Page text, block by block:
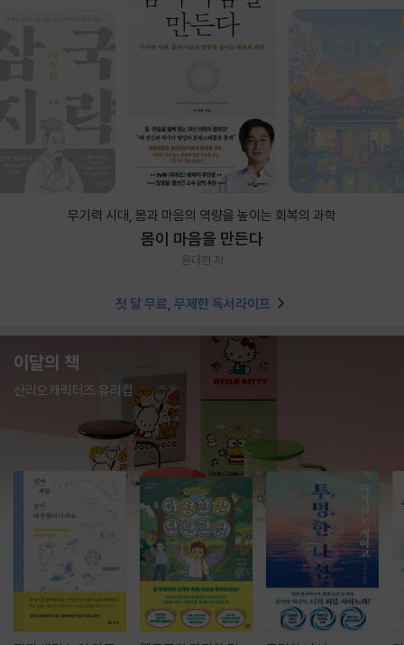
무기력 시대, 몸과 마음의 역량을 높이는 회복의 과학
몸이 마음을 만든다
윤대현 저
첫 달 무료, 무제한 독서라이프
이달의 책
산리오캐릭터즈 유리컵